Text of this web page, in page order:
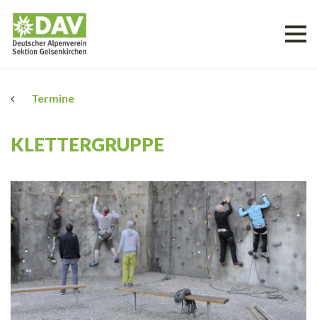
Termine
KLETTERGRUPPE